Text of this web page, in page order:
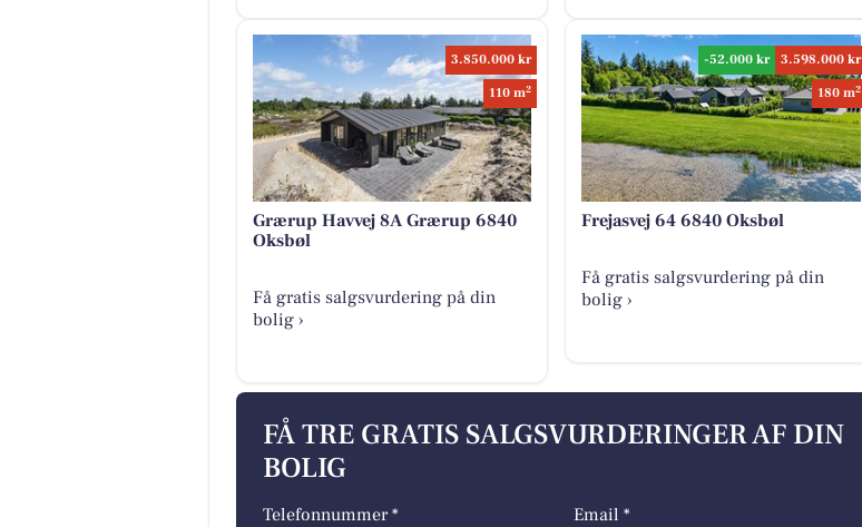
3.850.000 kr
110 m2
Grærup Havvej 8A Grærup 6840
Oksbøl
Få gratis salgsvurdering på din
bolig ›
-52.000 kr
3.598.000 kr
180 m2
Frejasvej 64 6840 Oksbøl
Få gratis salgsvurdering på din
bolig ›
FÅ TRE GRATIS SALGSVURDERINGER AF DIN
BOLIG
Telefonnummer * Email *